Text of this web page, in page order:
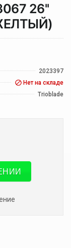
26''
2023397
Нет на складе
Trioblade